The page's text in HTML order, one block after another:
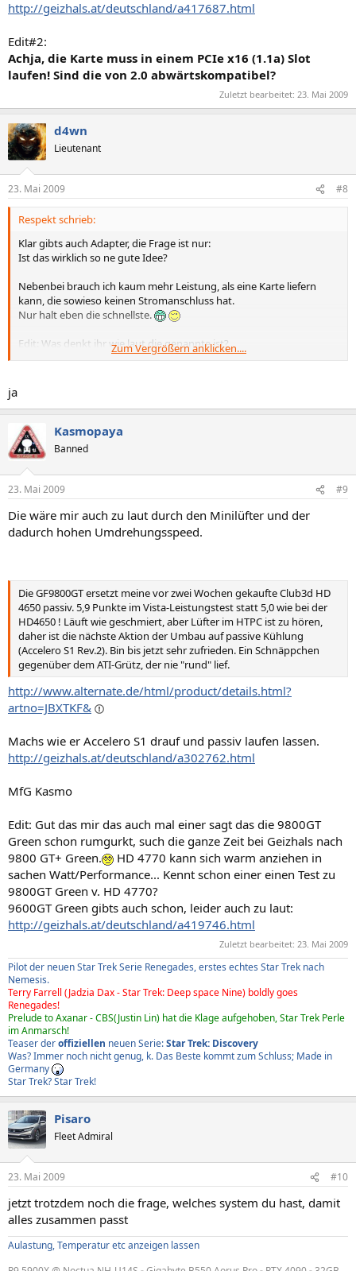
http://geizhals.at/deutschland/a417687.html
Edit#2:
Achja, die Karte muss in einem PCIe x16 (1.1a) Slot
laufen! Sind die von 2.0 abwärtskompatibel?
Zuletzt bearbeitet: 23. Mai 2009
d4wn
Lieutenant
23. Mai 2009 #8
Respekt schrieb:
Klar gibts auch Adapter, die Frage ist nur:
Ist das wirklich so ne gute Idee?
Nebenbei brauch ich kaum mehr Leistung, als eine Karte liefern
kann, die sowieso keinen Stromanschluss hat.
Nur halt eben die schnellste.
Edit: Was denkt ihr wie laut die genannte ist?
http://geizhals.at/deutschland/a417687.html
Zum Vergrößern anklicken....
ja
Kasmopaya
Banned
23. Mai 2009 #9
Die wäre mir auch zu laut durch den Minilüfter und der
dadurch hohen Umdrehungsspeed.
Die GF9800GT ersetzt meine vor zwei Wochen gekaufte Club3d HD
4650 passiv. 5,9 Punkte im Vista-Leistungstest statt 5,0 wie bei der
HD4650 ! Läuft wie geschmiert, aber Lüfter im HTPC ist zu hören,
daher ist die nächste Aktion der Umbau auf passive Kühlung
(Accelero S1 Rev.2). Bin bis jetzt sehr zufrieden. Ein Schnäppchen
gegenüber dem ATI-Grütz, der nie "rund" lief.
http://www.alternate.de/html/product/details.html?
artno=JBXTKF&
Machs wie er Accelero S1 drauf und passiv laufen lassen.
http://geizhals.at/deutschland/a302762.html
MfG Kasmo
Edit: Gut das mir das auch mal einer sagt das die 9800GT
Green schon rumgurkt, such die ganze Zeit bei Geizhals nach
9800 GT+ Green.
HD 4770 kann sich warm anziehen in
sachen Watt/Performance... Kennt schon einer einen Test zu
9800GT Green v. HD 4770?
9600GT Green gibts auch schon, leider auch zu laut:
http://geizhals.at/deutschland/a419746.html
Zuletzt bearbeitet: 23. Mai 2009
Pilot der neuen Star Trek Serie Renegades, erstes echtes Star Trek nach
Nemesis.
Terry Farrell (Jadzia Dax - Star Trek: Deep space Nine) boldly goes
Renegades!
Prelude to Axanar - CBS(Justin Lin) hat die Klage aufgehoben, Star Trek Perle
im Anmarsch!
Teaser deroffiziellen neuen Serie:Star Trek: Discovery
Was? Immer noch nicht genug, k. Das Beste kommt zum Schluss; Made in
Germany
Star Trek? Star Trek!
Pisaro
Fleet Admiral
23. Mai 2009 #10
jetzt trotzdem noch die frage, welches system du hast, damit
alles zusammen passt
Aulastung, Temperatur etc anzeigen lassen